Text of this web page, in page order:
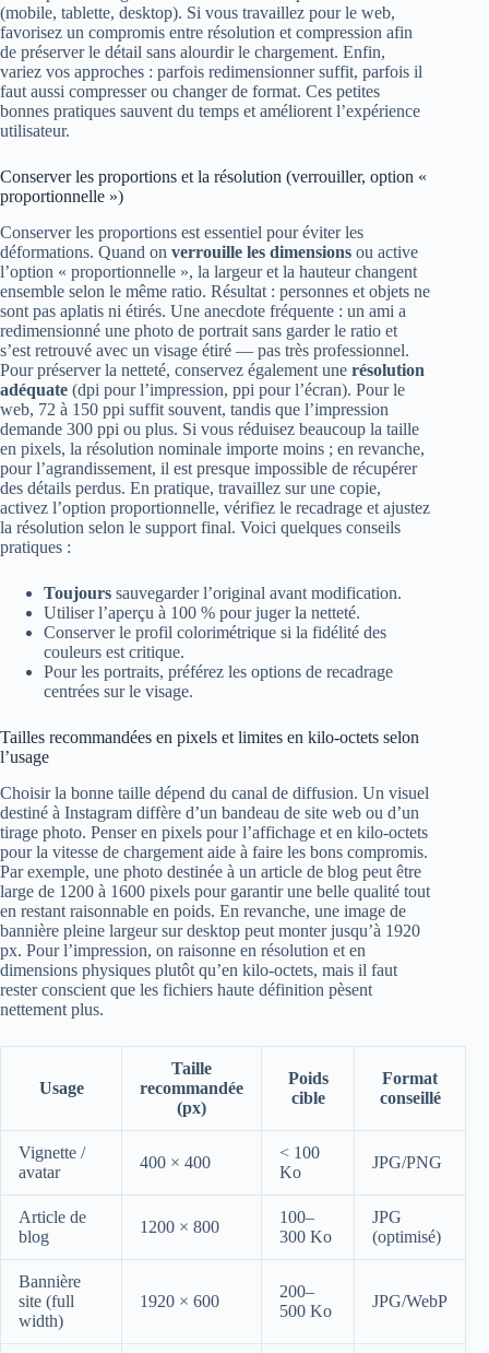
(mobile, tablette, desktop). Si vous travaillez pour le web,
favorisez un compromis entre résolution et compression afin
de préserver le détail sans alourdir le chargement. Enfin,
variez vos approches : parfois redimensionner suffit, parfois il
faut aussi compresser ou changer de format. Ces petites
bonnes pratiques sauvent du temps et améliorent l’expérience
utilisateur.
Conserver les proportions et la résolution (verrouiller, option «
proportionnelle »)
Conserver les proportions est essentiel pour éviter les
déformations. Quand on verrouille les dimensions ou active
l’option « proportionnelle », la largeur et la hauteur changent
ensemble selon le même ratio. Résultat : personnes et objets ne
sont pas aplatis ni étirés. Une anecdote fréquente : un ami a
redimensionné une photo de portrait sans garder le ratio et
s’est retrouvé avec un visage étiré — pas très professionnel.
Pour préserver la netteté, conservez également une résolution
adéquate (dpi pour l’impression, ppi pour l’écran). Pour le
web, 72 à 150 ppi suffit souvent, tandis que l’impression
demande 300 ppi ou plus. Si vous réduisez beaucoup la taille
en pixels, la résolution nominale importe moins ; en revanche,
pour l’agrandissement, il est presque impossible de récupérer
des détails perdus. En pratique, travaillez sur une copie,
activez l’option proportionnelle, vérifiez le recadrage et ajustez
la résolution selon le support final. Voici quelques conseils
pratiques :
Toujours sauvegarder l’original avant modification.
Utiliser l’aperçu à 100 % pour juger la netteté.
Conserver le profil colorimétrique si la fidélité des
couleurs est critique.
Pour les portraits, préférez les options de recadrage
centrées sur le visage.
Tailles recommandées en pixels et limites en kilo-octets selon
l’usage
Choisir la bonne taille dépend du canal de diffusion. Un visuel
destiné à Instagram diffère d’un bandeau de site web ou d’un
tirage photo. Penser en pixels pour l’affichage et en kilo-octets
pour la vitesse de chargement aide à faire les bons compromis.
Par exemple, une photo destinée à un article de blog peut être
large de 1200 à 1600 pixels pour garantir une belle qualité tout
en restant raisonnable en poids. En revanche, une image de
bannière pleine largeur sur desktop peut monter jusqu’à 1920
px. Pour l’impression, on raisonne en résolution et en
dimensions physiques plutôt qu’en kilo-octets, mais il faut
rester conscient que les fichiers haute définition pèsent
nettement plus.
Usage
Taille
recommandée
(px)
Poids
cible
Format
conseillé
Vignette /
avatar
400 × 400
< 100
Ko
JPG/PNG
Article de
blog
1200 × 800
100–
300 Ko
JPG
(optimisé)
Bannière
site (full
width)
1920 × 600
200–
500 Ko
JPG/WebP